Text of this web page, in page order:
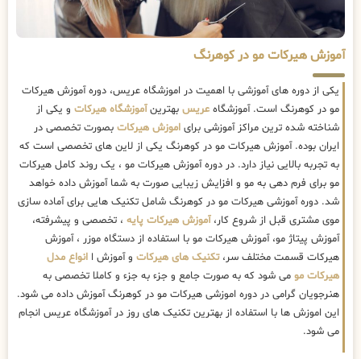
آموزش هیرکات مو در کوهرنگ
یکی از دوره های آموزشی با اهمیت در اموزشگاه عریس، دوره آموزش هیرکات
مو در کوهرنگ است. آموزشگاه عریس بهترینآموزشگاه هیرکات و یکی از
شناخته شده ترین مراکز آموزشی برای اموزش هیرکات بصورت تخصصی در
ایران بوده. آموزش هیرکات مو در کوهرنگ یکی از لاین های تخصصی است که
به تجربه بالایی نیاز دارد. در دوره آموزش هیرکات مو ، یک روند کامل هیرکات
مو برای فرم دهی به مو و افزایش زیبایی صورت به شما آموزش داده خواهد
شد. دوره آموزشی هیرکات مو در کوهرنگ شامل تکنیک هایی برای آماده سازی
موی مشتری قبل از شروع کار،آموزش هیرکات پایه ، تخصصی و پیشرفته،
آموزش پیتاژ مو، آموزش هیرکات مو با استفاده از دستگاه موزر ، آموزش
هیرکات قسمت مختلف سر،تکنیک های هیرکات و آموزش ا انواع مدل
هیرکات مو می شود که به صورت جامع و جزء به جزء و کاملا تخصصی به
هنرجویان گرامی در دوره اموزشی هیرکات مو در کوهرنگ آموزش داده می شود.
این اموزش ها با استفاده از بهترین تکنیک های روز در آموزشگاه عریس انجام
می شود.